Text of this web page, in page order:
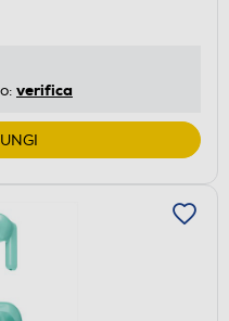
verifica